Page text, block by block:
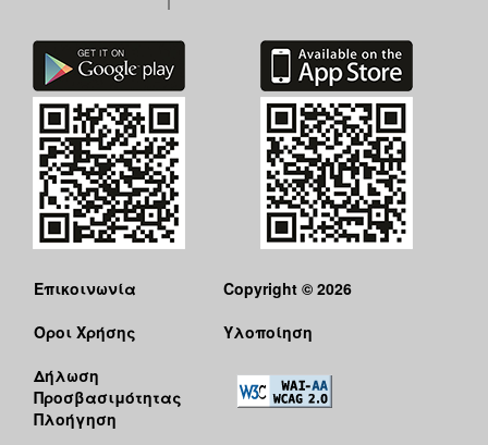
Επικοινωνία
Όροι Χρήσης
Δήλωση
Προσβασιμότητας
Πλοήγηση
Copyright © 2026
Υλοποίηση